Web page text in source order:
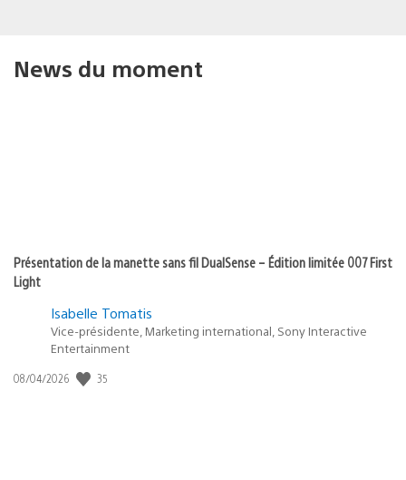
News du moment
Présentation de la manette sans fil DualSense – Édition limitée 007 First
Light
Isabelle Tomatis
Vice-présidente, Marketing international, Sony Interactive
Entertainment
Date
08/04/2026 35